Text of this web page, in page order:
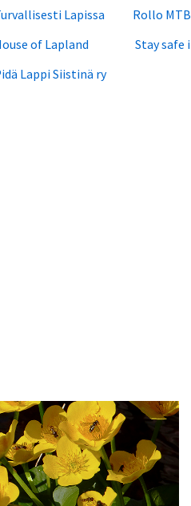
Lapissa
of Lapland
Lappi Siistinä ry
Rollo MTB
Stay safe